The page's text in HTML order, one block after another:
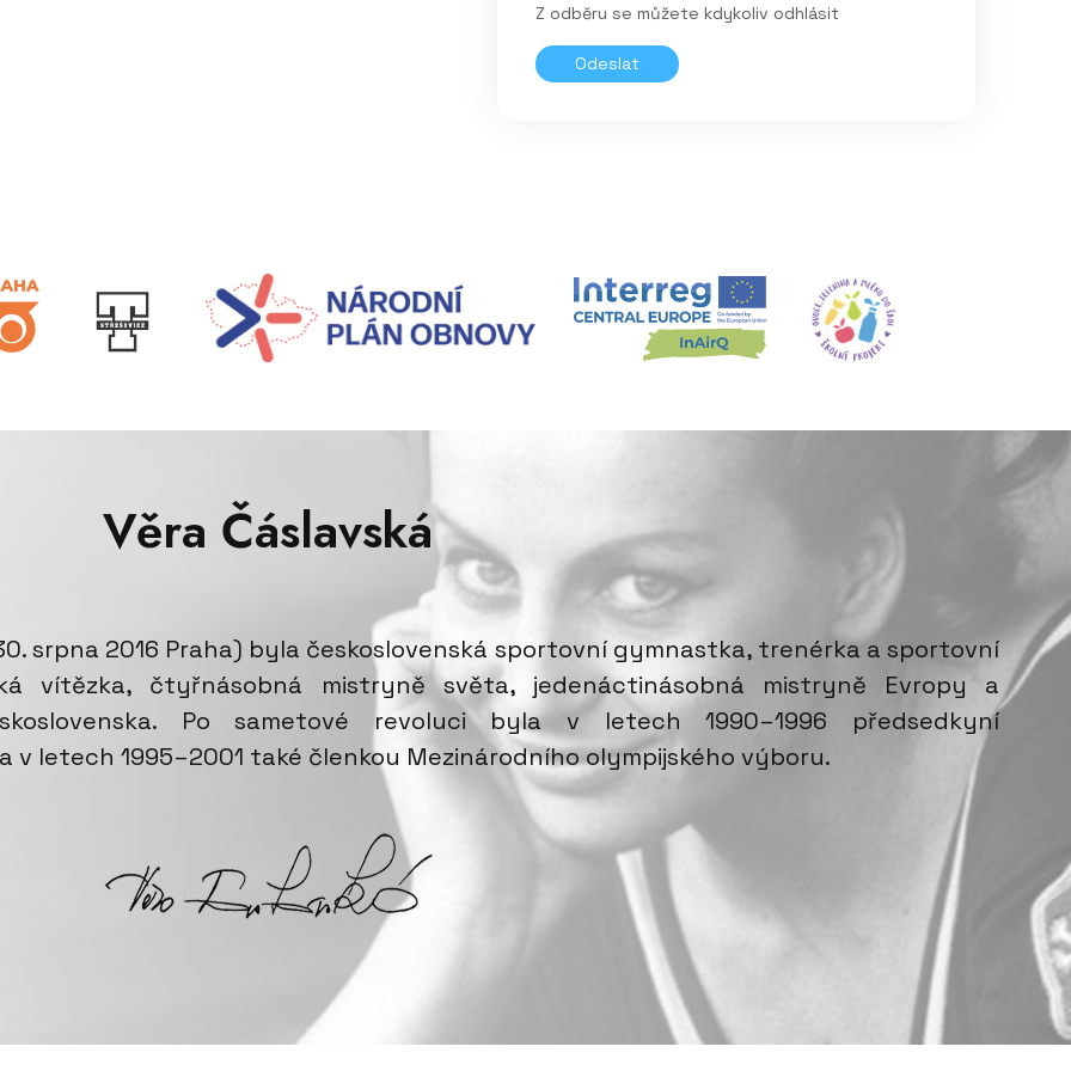
Z odběru se můžete kdykoliv odhlásit
Odeslat
Věra Čáslavská
srpna 2016 Praha) byla československá sportovní gymnastka, trenérka a sportovní
vítězka, čtyřnásobná mistryně světa, jedenáctinásobná mistryně Evropy a
Po sametové revoluci byla v letech 1990–1996 předsedkyní
v letech 1995–2001 také členkou Mezinárodního olympijského výboru.